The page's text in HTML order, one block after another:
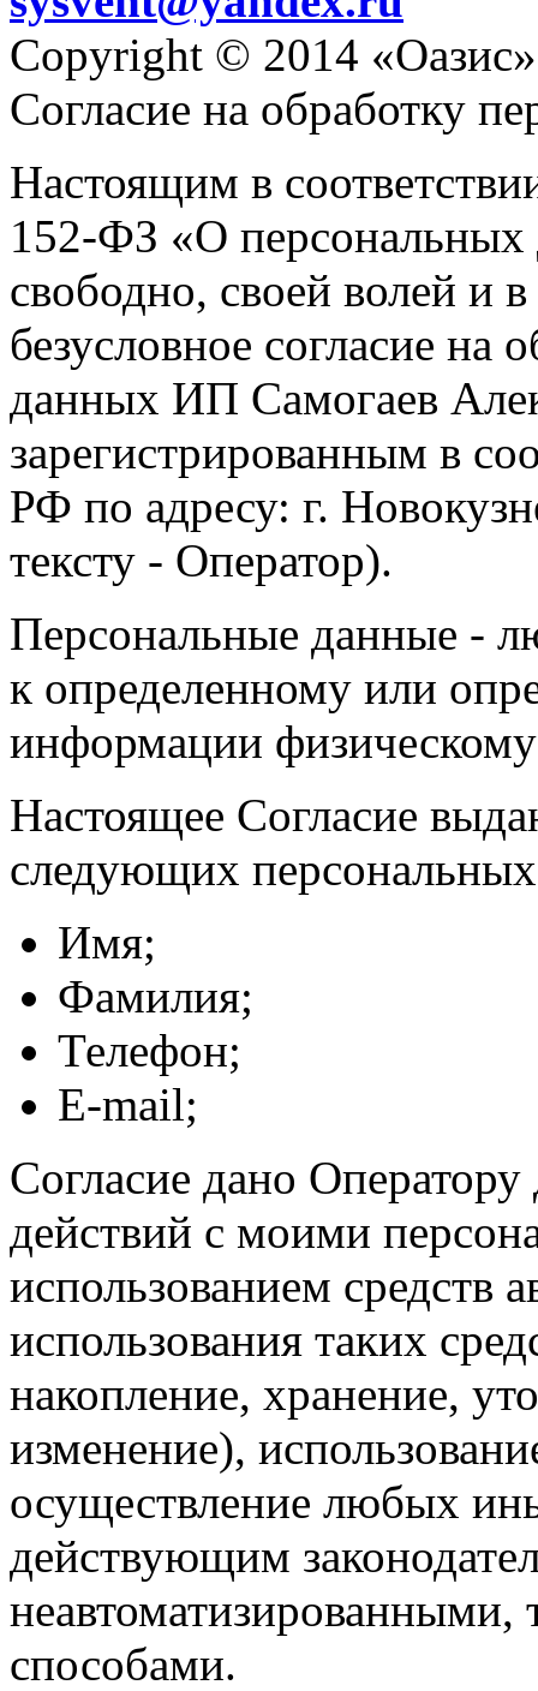
Copyright © 2014 «Оазис»
Согласие на обработку
Настоящим в
152-ФЗ «О персональных
свободно, своей волей и
безусловное согласие на
данных ИП Самогаев
зарегистрированным в
РФ по адресу: г.
тексту - Оператор).
Персональные данные -
к определенному или
информации
Настоящее Согласие
следующих
Имя;
Фамилия;
Телефон;
E-mail;
Согласие дано
действий с моими
использованием средств
использования таких
накопление, хранение,
изменение),
осуществление любых
действующим
неавтоматизированными,
способами.